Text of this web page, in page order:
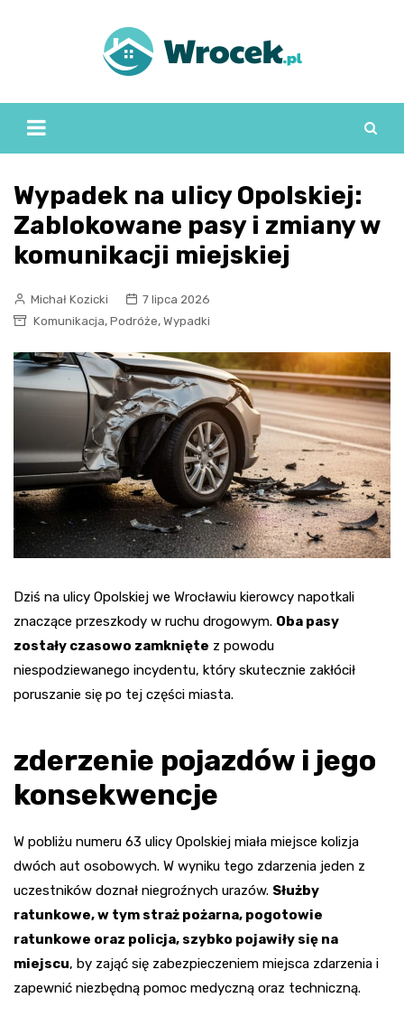
Wypadek na ulicy Opolskiej:
Zablokowane pasy i zmiany w
komunikacji miejskiej
Michał Kozicki
7 lipca 2026
Komunikacja, Podróże, Wypadki
Dziś na ulicy Opolskiej we Wrocławiu kierowcy napotkali
znaczące przeszkody w ruchu drogowym. Oba pasy
zostały czasowo zamknięte z powodu
niespodziewanego incydentu, który skutecznie zakłócił
poruszanie się po tej części miasta.
zderzenie pojazdów i jego
konsekwencje
W pobliżu numeru 63 ulicy Opolskiej miała miejsce kolizja
dwóch aut osobowych. W wyniku tego zdarzenia jeden z
uczestników doznał niegroźnych urazów. Służby
ratunkowe, w tym straż pożarna, pogotowie
ratunkowe oraz policja, szybko pojawiły się na
miejscu, by zająć się zabezpieczeniem miejsca zdarzenia i
zapewnić niezbędną pomoc medyczną oraz techniczną.